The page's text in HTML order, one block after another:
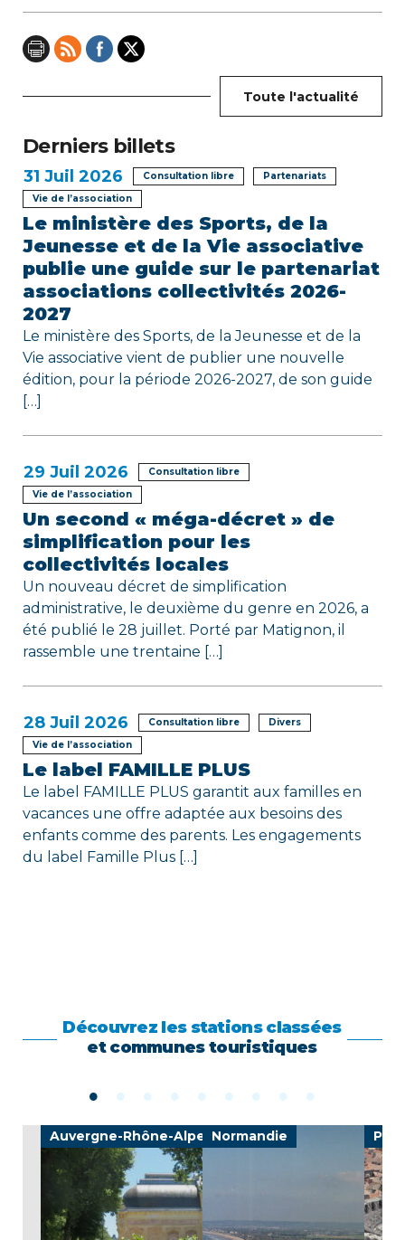
o
n
d
e
l
’
a
r
t
i
c
l
Toute l'actualité
Derniers billets
31 Juil 2026 Consultation libre
Partenariats
Vie de l’association
Le ministère des Sports, de la
Jeunesse et de la Vie associative
publie une guide sur le partenariat
associations collectivités 2026-
2027
Le ministère des Sports, de la Jeunesse et de la
Vie associative vient de publier une nouvelle
édition, pour la période 2026-2027, de son guide
[…]
29 Juil 2026
Consultation libre
Vie de l’association
Un second « méga-décret » de
simplification pour les
collectivités locales
Un nouveau décret de simplification
administrative, le deuxième du genre en 2026, a
été publié le 28 juillet. Porté par Matignon, il
rassemble une trentaine […]
28 Juil 2026 Consultation libre
Divers
Vie de l’association
Le label FAMILLE PLUS
Le label FAMILLE PLUS garantit aux familles en
vacances une offre adaptée aux besoins des
enfants comme des parents. Les engagements
du label Famille Plus […]
Découvrez les stations classées
et communes touristiques
Auvergne-Rhône-Alpes Normandie